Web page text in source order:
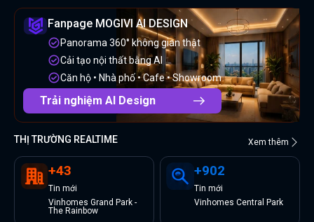
Fanpage MOGIVI AI DESIGN
Panorama 360° không gian thật
Cải tạo nội thất bằng AI
Căn hộ • Nhà phố • Cafe • Showroom
Trải nghiệm AI Design
THỊ TRƯỜNG REALTIME Xem thêm
+43
Tin mới
Vinhomes Grand Park -
The Rainbow
+902
Tin mới
Vinhomes Central Park